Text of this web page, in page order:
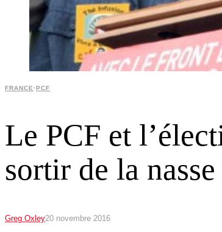
FRANCE·PCF
Le PCF et
sortir de la
Greg Oxley20 novembre 2016